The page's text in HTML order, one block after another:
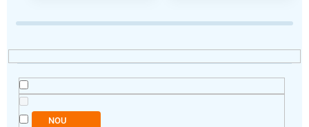
a
r
o
NOU